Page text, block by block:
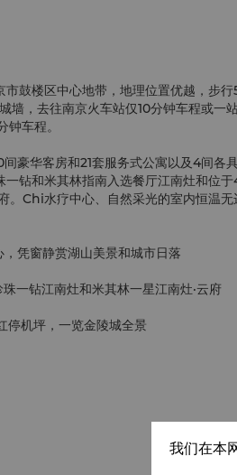
鼓楼区中心地带，地理位置优越，步行
墙，去往南京火车站仅10分钟车程或一
车程。
豪华客房和21套服务式公寓以及4间各
一钻和米其林指南入选餐厅江南灶和位
。Chi水疗中心、自然采光的室内恒温无
会(简称南京秋季糖酒会)将于2026年10
凭窗静赏湖山美景和城市日落
一钻江南灶和米其林一星江南灶·云府
停机坪，一览金陵城全景
我们在本